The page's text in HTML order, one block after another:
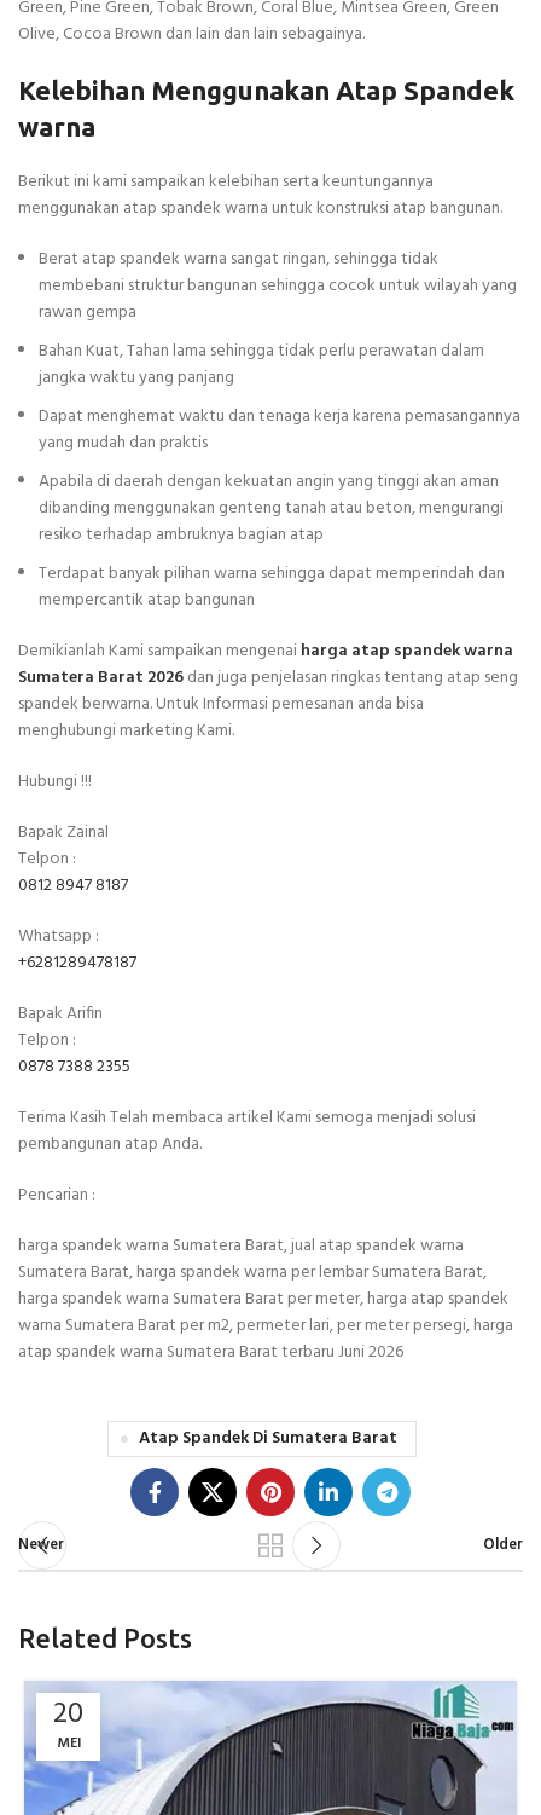
Green, Pine Green, Tobak Brown, Coral Blue, Mintsea Green, Green
Olive, Cocoa Brown dan lain dan lain sebagainya.
Kelebihan Menggunakan Atap Spandek
warna
Berikut ini kami sampaikan kelebihan serta keuntungannya
menggunakan atap spandek warna untuk konstruksi atap bangunan.
Berat atap spandek warna sangat ringan, sehingga tidak
membebani struktur bangunan sehingga cocok untuk wilayah yang
rawan gempa
Bahan Kuat, Tahan lama sehingga tidak perlu perawatan dalam
jangka waktu yang panjang
Dapat menghemat waktu dan tenaga kerja karena pemasangannya
yang mudah dan praktis
Apabila di daerah dengan kekuatan angin yang tinggi akan aman
dibanding menggunakan genteng tanah atau beton, mengurangi
resiko terhadap ambruknya bagian atap
Terdapat banyak pilihan warna sehingga dapat memperindah dan
mempercantik atap bangunan
Demikianlah Kami sampaikan mengenaiharga atap spandek warna
Sumatera Barat 2026dan juga penjelasan ringkas tentang atap seng
spandek berwarna. Untuk Informasi pemesanan anda bisa
menghubungi marketing Kami.
Hubungi !!!
Bapak Zainal
Telpon :
0812 8947 8187
Whatsapp :
+6281289478187
Bapak Arifin
Telpon :
0878 7388 2355
Terima Kasih Telah membaca artikel Kami semoga menjadi solusi
pembangunan atap Anda.
Pencarian :
harga spandek warna Sumatera Barat, jual atap spandek warna
Sumatera Barat, harga spandek warna per lembar Sumatera Barat,
harga spandek warna Sumatera Barat per meter, harga atap spandek
warna Sumatera Barat per m2, permeter lari, per meter persegi, harga
atap spandek warna Sumatera Barat terbaru Juni 2026
Atap Spandek Di Sumatera Barat
Newer Older
Related Posts
20
MEI